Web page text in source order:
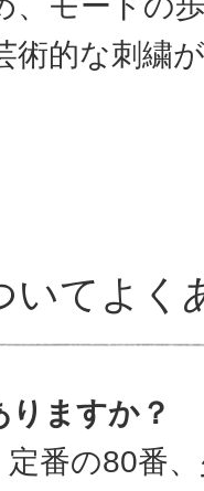
術的な刺繍
いてよく
ますか？
定番の80番